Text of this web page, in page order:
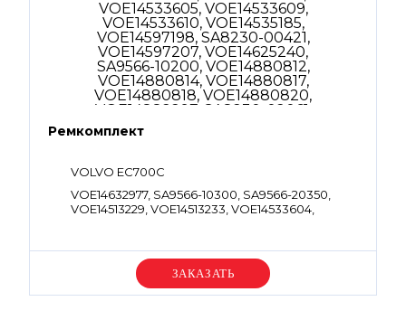
Ремкомплект
VOLVO EC700C
VOE14632977, SA9566-10300, SA9566-20350,
VOE14513229, VOE14513233, VOE14533604,
VOE14597207, VOE14625240, SA9566-10200,
VOE14880812, VOE14880814, VOE14880817,
VOE14880818, VOE14880820, VOE14882297,
SA8230-02061, VOE949238, VOE983495,
Уточняйте цену